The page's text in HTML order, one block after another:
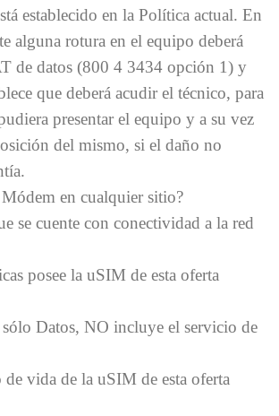
establecido en la Política actual. En
alguna rotura en el equipo deberá
de datos (800 4 3434 opción 1) y
que deberá acudir el técnico, para
presentar el equipo y a su vez
del mismo, si el daño no
en cualquier sitio?
se cuente con conectividad a la red
posee la uSIM de esta oferta
Datos, NO incluye el servicio de
de vida de la uSIM de esta oferta